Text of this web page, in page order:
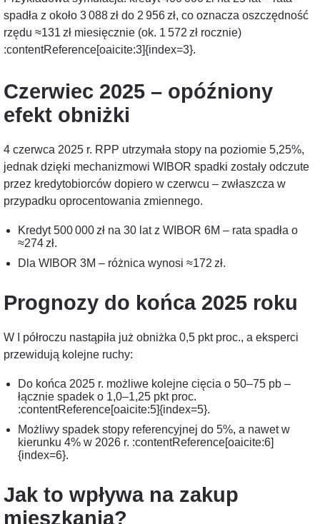
spadła z około 3 088 zł do 2 956 zł, co oznacza oszczędność
rzędu ≈131 zł miesięcznie (ok. 1 572 zł rocznie)
:contentReference[oaicite:3]{index=3}.
Czerwiec 2025 – opóźniony
efekt obniżki
4 czerwca 2025 r. RPP utrzymała stopy na poziomie 5,25%,
jednak dzięki mechanizmowi WIBOR spadki zostały odczute
przez kredytobiorców dopiero w czerwcu – zwłaszcza w
przypadku oprocentowania zmiennego.
Kredyt 500 000 zł na 30 lat z WIBOR 6M – rata spadła o
≈274 zł.
Dla WIBOR 3M – różnica wynosi ≈172 zł.
Prognozy do końca 2025 roku
W I półroczu nastąpiła już obniżka 0,5 pkt proc., a eksperci
przewidują kolejne ruchy:
Do końca 2025 r. możliwe kolejne cięcia o 50–75 pb –
łącznie spadek o 1,0–1,25 pkt proc.
:contentReference[oaicite:5]{index=5}.
Możliwy spadek stopy referencyjnej do 5%, a nawet w
kierunku 4% w 2026 r. :contentReference[oaicite:6]
{index=6}.
Jak to wpływa na zakup
mieszkania?